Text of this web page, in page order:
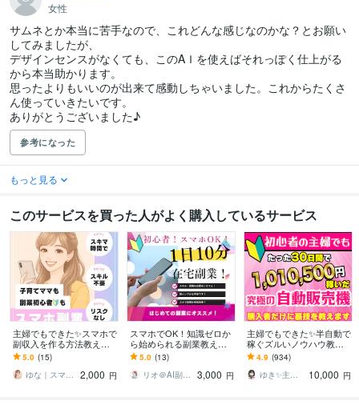
女性
サムネとか本当に苦手なので、これどんな感じなのかな？とお願い
してみましたが、
デザインセンスがなくても、このAＩを使えばそれっぽく仕上がる
から本当助かります。
思ったよりもいいのが出来て感動しちゃいました。これからたくさ
ん使っていきたいです。
ありがとうございました♪
参考になった
もっと見る
このサービスを買った人がよく購入しているサービス
主婦でもできた✨スマホで
副収入を作る方法教えま
す はじめてでも安心！ス
マホだけで完結できます
5.0 (15)
ゆな｜スマホ副業の主婦✨
2,000 円
スマホでOK！知識ゼロか
ら始められる副業教えま
す 初心者向け！初期費用
ゼロ！副業迷子さんはま
ずここから！
5.0 (13)
リオ＠AI副業アドバイザー
3,000 円
主婦でもできた✨半自動で
稼ぐズルいノウハウ教え
ます 3ステップで作成可
能！ほぼ放置で稼ぐ前代
未聞のおすすめ副業！
4.9 (934)
ゆき✨主婦でも月収100万円✨
10,000 円